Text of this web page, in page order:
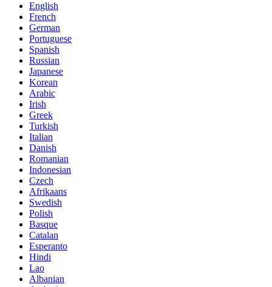
English
French
German
Portuguese
Spanish
Russian
Japanese
Korean
Arabic
Irish
Greek
Turkish
Italian
Danish
Romanian
Indonesian
Czech
Afrikaans
Swedish
Polish
Basque
Catalan
Esperanto
Hindi
Lao
Albanian